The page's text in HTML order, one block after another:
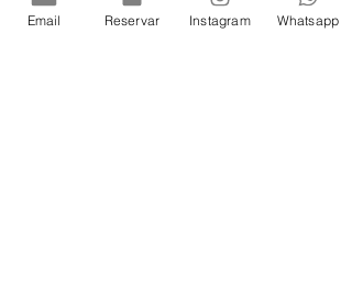
transportado en el tiempo y
protagonista de la historia de los
Email Reservar Instagram Whatsapp